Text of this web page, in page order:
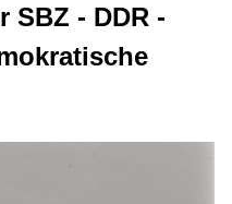
SBZ - DDR -